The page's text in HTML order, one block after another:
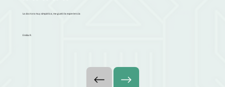
La doctora muy simpática, me gustó la experiencia
Emilia R.